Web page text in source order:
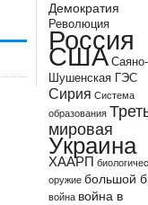
Демократия
Революция
Россия
США Саяно-
Шушенская ГЭС
Сирия Система
образования
мировая
Украина
ХААРП
оружие большой
война война в